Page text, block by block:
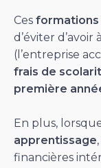
Ces formations
d’éviter d’avoir
(l’entreprise
frais de
première
En plus,
apprentissage
financières